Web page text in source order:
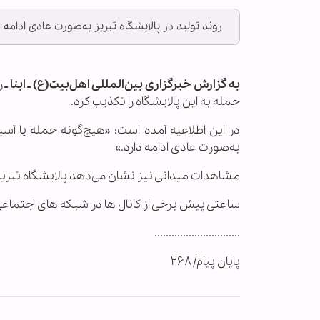
روند تولید در پالایشگاه تبریز به‌صورت عادی ادامه
به گزارش خبرگزاری بین‌المللی اهل‌بیت(ع) ـ ابنا ـ
حمله به این پالایشگاه را تکذیب کرد.
در این اطلاعیه آمده است: «هیچ‌گونه حمله یا
به‌صورت عادی ادامه دارد.»
مشاهدات میدانی نیز نشان می‌دهد پالایشگاه
ساعتی پیش برخی از کانال ها در شبکه های
..............................
پایان پیام/ ۲۶۸